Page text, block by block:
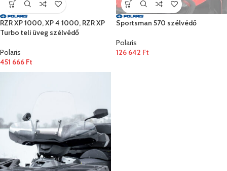
RZR XP 1000, XP 4 1000, RZR XP
Turbo teli üveg szélvédő
Polaris
451 666 Ft
Sportsman 570 szélvédő
Polaris
126 642 Ft